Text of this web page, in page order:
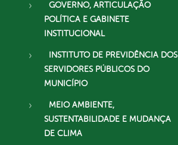
GOVERNO, ARTICULAÇÃO
POLÍTICA E GABINETE
INSTITUCIONAL
INSTITUTO DE PREVIDÊNCIA DOS
SERVIDORES PÚBLICOS DO
MUNICÍPIO
MEIO AMBIENTE,
SUSTENTABILIDADE E MUDANÇA
DE CLIMA